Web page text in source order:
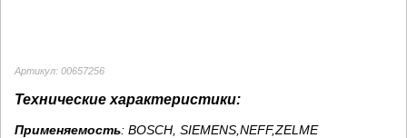
Артикул: 00657256
Технические характеристики:
Применяемость: BOSCH, SIEMENS,NEFF,ZELME